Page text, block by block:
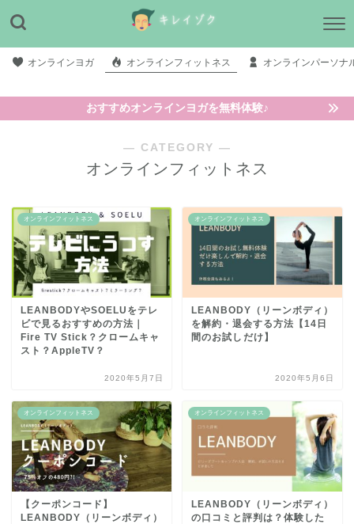
オンラインヨガ オンラインフィットネス オンラインパーソナ
おすすめオンラインヨガを無料体験♪
― CATEGORY ―
オンラインフィットネス
オンラインフィットネス
LEANBODYやSOELUをテレ
ビで見るおすすめの方法｜
Fire TV Stick？クロームキャ
スト？AppleTV？
2020年5月7日
オンラインフィットネス
LEANBODY（リーンボディ）
を解約・退会する方法【14日
間のお試しだけ】
2020年5月6日
オンラインフィットネス
【クーポンコード】
LEANBODY（リーンボディ）
オンラインフィットネス
LEANBODY（リーンボディ）
の口コミと評判は？体験した